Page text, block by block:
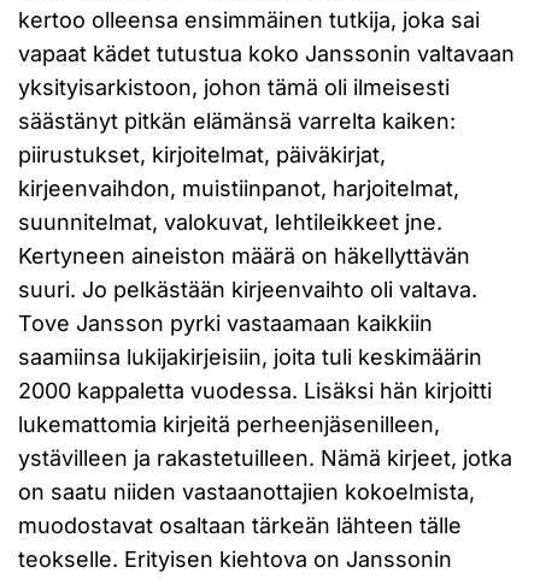
kertoo olleensa ensimmäinen tutkija, joka sai
vapaat kädet tutustua koko Janssonin valtavaan
yksityisarkistoon, johon tämä oli ilmeisesti
säästänyt pitkän elämänsä varrelta kaiken:
piirustukset, kirjoitelmat, päiväkirjat,
kirjeenvaihdon, muistiinpanot, harjoitelmat,
suunnitelmat, valokuvat, lehtileikkeet jne.
Kertyneen aineiston määrä on häkellyttävän
suuri. Jo pelkästään kirjeenvaihto oli valtava.
Tove Jansson pyrki vastaamaan kaikkiin
saamiinsa lukijakirjeisiin, joita tuli keskimäärin
2000 kappaletta vuodessa. Lisäksi hän kirjoitti
lukemattomia kirjeitä perheenjäsenilleen,
ystävilleen ja rakastetuilleen. Nämä kirjeet, jotka
on saatu niiden vastaanottajien kokoelmista,
muodostavat osaltaan tärkeän lähteen tälle
teokselle. Erityisen kiehtova on Janssonin